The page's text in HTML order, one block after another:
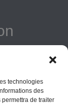
technologies
des
de traiter